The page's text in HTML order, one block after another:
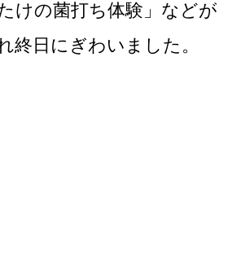
けの菌打ち体験」などが
終日にぎわいました。